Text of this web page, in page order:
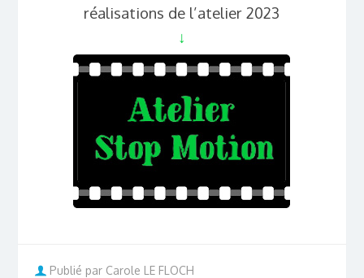
réalisations de l’atelier 2023
↓
Publié par Carole LE FLOCH